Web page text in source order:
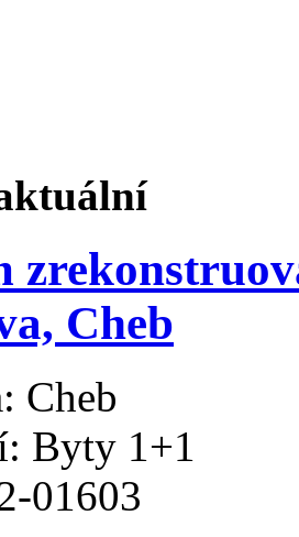
Cheb
Cheb
Byty 1+1
01603